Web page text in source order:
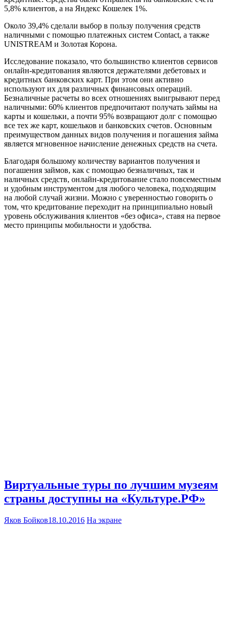
5,8% клиентов, а на Яндекс Кошелек 1%.
Около 39,4% сделали выбор в пользу получения средств
наличными с помощью платежных систем Contact, а также
UNISTREAM и Золотая Корона.
Исследование показало, что большинство клиентов сервисов
онлайн-кредитования являются держателями дебетовых и
кредитных банковских карт. При этом они активно
используют их для различных финансовых операций.
Безналичные расчеты во всех отношениях выигрывают перед
наличными: 60% клиентов предпочитают получать займы на
карты и кошельки, а почти 95% возвращают долг с помощью
все тех же карт, кошельков и банковских счетов. Основным
преимуществом данных видов получения и погашения займа
является мгновенное начисление денежных средств на счета.
Благодаря большому количеству вариантов получения и
погашения займов, как с помощью безналичных, так и
наличных средств, онлайн-кредитование стало повсеместным
и удобным инструментом для любого человека, подходящим
на любой случай жизни. Можно с уверенностью говорить о
том, что кредитование переходит на принципиально новый
уровень обслуживания клиентов «без офиса», ставя на первое
место принципы мобильности и удобства.
Виртуальные туры по лучшим музеям
страны доступны на «Культуре.РФ»
Яков Бойков18.10.2016 На экране